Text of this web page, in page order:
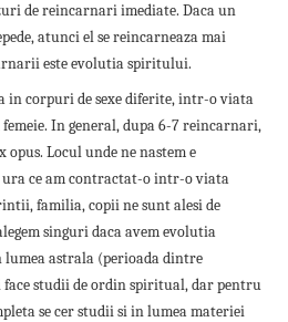
de reincarnari imediate. Daca un
atunci el se reincarneaza mai
este evolutia spiritului.
in corpuri de sexe diferite, intr-o viata
In general, dupa 6-7 reincarnari,
Locul unde ne nastem e
ura ce am contractat-o intr-o viata
familia, copii ne sunt alesi de
singuri daca avem evolutia
astrala (perioada dintre
studii de ordin spiritual, dar pentru
se cer studii si in lumea materiei